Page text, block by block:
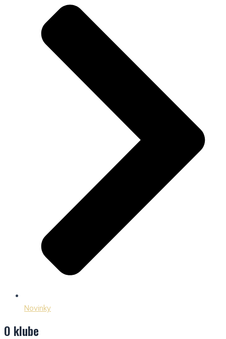
Novinky
O klube